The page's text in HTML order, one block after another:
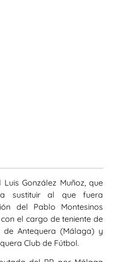
Luis González Muñoz, que
sustituir al que fuera
del Pablo Montesinos
el cargo de teniente de
Antequera (Málaga) y
Club de Fútbol.